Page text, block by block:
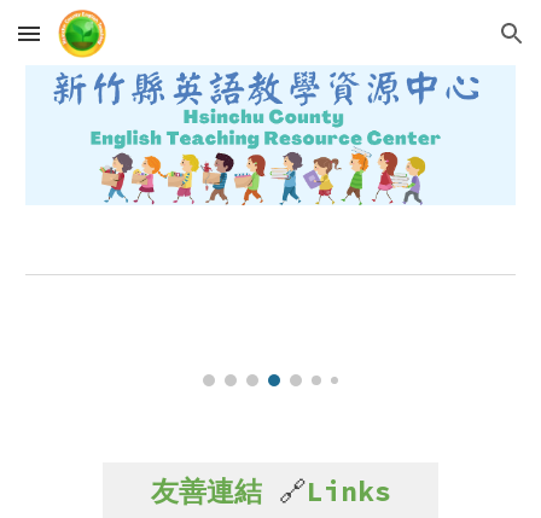
Skip to main content Skip to navigation
友善連結 🔗Links